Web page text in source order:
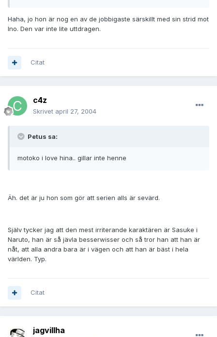
Haha, jo hon är nog en av de jobbigaste särskillt med sin strid mot
Ino. Den var inte lite uttdragen.
Citat
c4z
Skrivet april 27, 2004
Petus sa:
motoko i love hina.. gillar inte henne
Äh. det är ju hon som gör att serien alls är sevärd.
Själv tycker jag att den mest irriterande karaktären är Sasuke i
Naruto, han är så jävla besserwisser och så tror han att han är
nåt, att alla andra bara är i vägen och att han är bäst i hela
världen. Typ.
Citat
jagvillha